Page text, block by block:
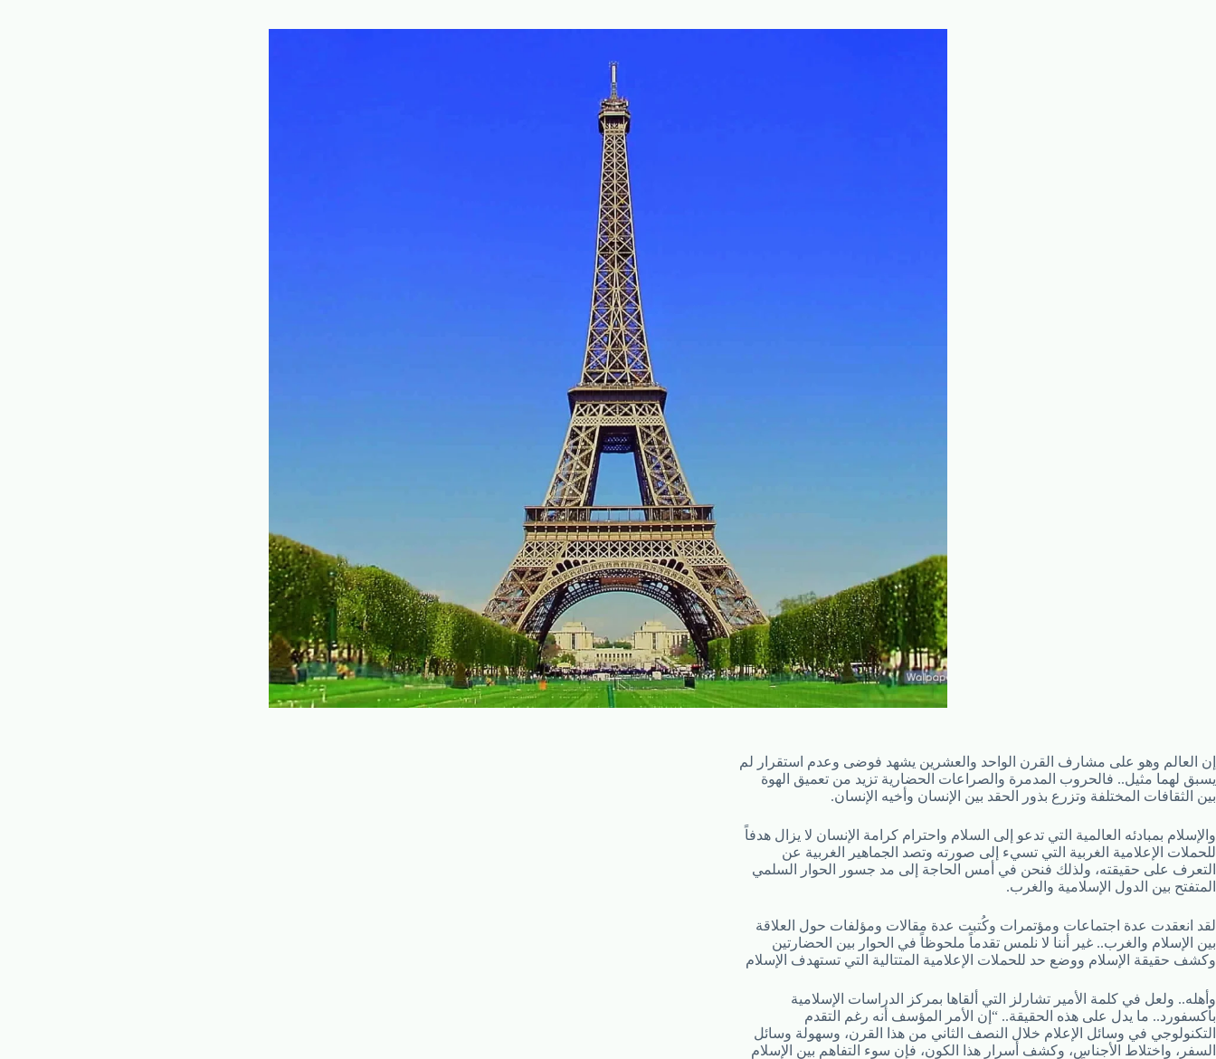
إن العالم وهو على مشارف القرن الواحد والعشرين يشهد فوضى وعدم استقرار لم
يسبق لهما مثيل.. فالحروب المدمرة والصراعات الحضارية تزيد من تعميق الهوة
بين الثقافات المختلفة وتزرع بذور الحقد بين الإنسان وأخيه الإنسان.
والإسلام بمبادئه العالمية التي تدعو إلى السلام واحترام كرامة الإنسان لا يزال هدفاً
للحملات الإعلامية الغربية التي تسيء إلى صورته وتصد الجماهير الغربية عن
التعرف على حقيقته، ولذلك فنحن في أمس الحاجة إلى مد جسور الحوار السلمي
المتفتح بين الدول الإسلامية والغرب.
لقد انعقدت عدة اجتماعات ومؤتمرات وكُتبت عدة مقالات ومؤلفات حول العلاقة
بين الإسلام والغرب.. غير أننا لا نلمس تقدماً ملحوظاً في الحوار بين الحضارتين
وكشف حقيقة الإسلام ووضع حد للحملات الإعلامية المتتالية التي تستهدف الإسلام
وأهله.. ولعل في كلمة الأمير تشارلز التي ألقاها بمركز الدراسات الإسلامية
بأكسفورد.. ما يدل على هذه الحقيقة.. “إن الأمر المؤسف أنه رغم التقدم
التكنولوجي في وسائل الإعلام خلال النصف الثاني من هذا القرن، وسهولة وسائل
السفر، واختلاط الأجناس، وكشف أسرار هذا الكون، فإن سوء التفاهم بين الإسلام